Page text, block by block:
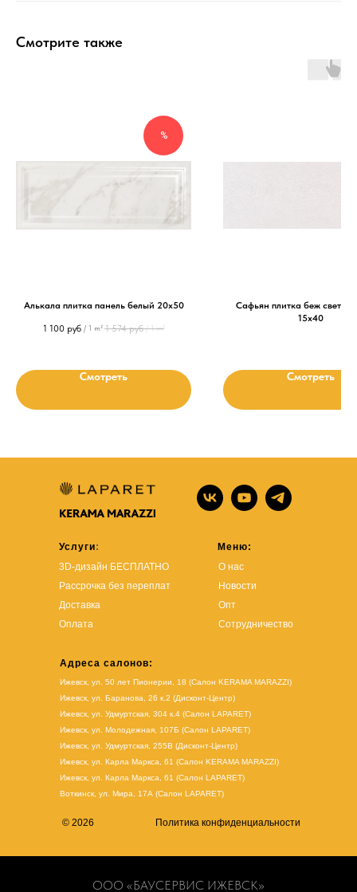
Смотрите также
%
Алькала плитка панель белый 20х50
1 100 руб / 1 m² 1 574 руб / 1 m²
Смотреть
Сафьян плитка беж
15х40
Смотреть
Услуги:
3D-дизайн БЕСПЛАТНО
Рассрочка без переплат
Доставка
Оплата
Меню:
О нас
Новости
Опт
Сотрудничество
Адреса салонов:
Ижевск, ул. 50 лет Пионерии, 18 (Салон KERAMA MARAZZI)
Ижевск, ул. Баранова, 26 к.2 (Дисконт-Центр)
Ижевск, ул. Удмуртская, 304 к.4 (Салон LAPARET)
Ижевск, ул. Молодежная, 107Б (Салон LAPARET)
Ижевск, ул. Удмуртская, 255В (Дисконт-Центр)
Ижевск, ул. Карла Маркса, 61 (Салон KERAMA MARAZZI)
Ижевск, ул. Карла Маркса, 61 (Салон LAPARET)
Воткинск, ул. Мира, 17А (Салон LAPARET)
© 2026 Политика конфиденциальности
ООО «БАУСЕРВИС ИЖЕВСК»